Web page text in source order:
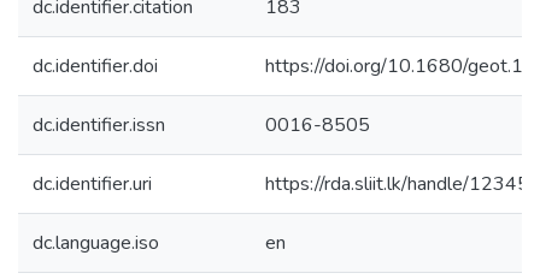
dc.identifier.citation 183
dc.identifier.doi https://doi.org/10.1680/
dc.identifier.issn 0016-8505
dc.identifier.uri https://rda.sliit.lk/handle/
dc.language.iso en